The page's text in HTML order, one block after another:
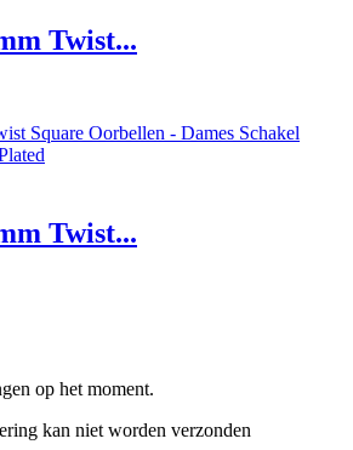
Twist...
Twist...
op het moment.
kan niet worden verzonden